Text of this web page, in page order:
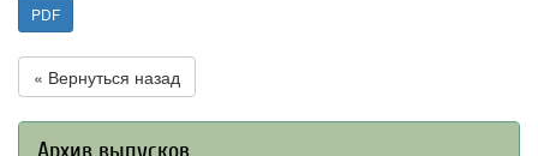
PDF
« Вернуться назад